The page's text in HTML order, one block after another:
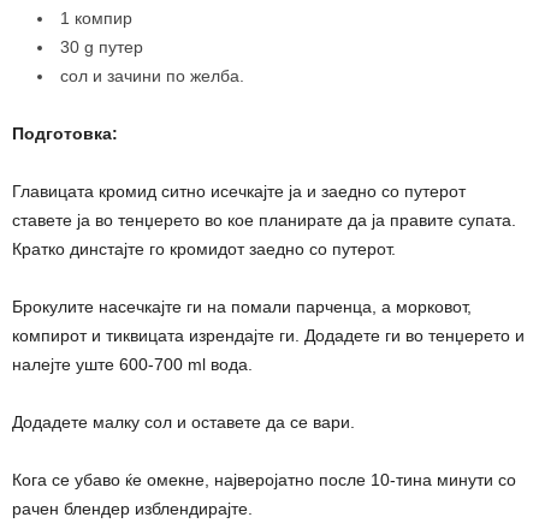
1 компир
30 g путер
сол и зачини по желба.
Подготовка:
Главицата кромид ситно исечкајте ја и заедно со путерот
ставете ја во тенџерето во кое планирате да ја правите супата.
Кратко динстајте го кромидот заедно со путерот.
Брокулите насечкајте ги на помали парченца, а морковот,
компирот и тиквицата изрендајте ги. Додадете ги во тенџерето и
налејте уште 600-700 ml вода.
Додадете малку сол и оставете да се вари.
Кога се убаво ќе омекне, најверојатно после 10-тина минути со
рачен блендер изблендирајте.